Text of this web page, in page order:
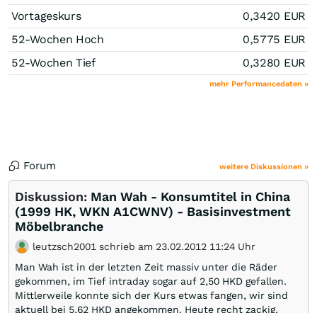
Vortageskurs
0,3420 EUR
52-Wochen Hoch
0,5775 EUR
52-Wochen Tief
0,3280 EUR
mehr Performancedaten »
Forum weitere Diskussionen »
Diskussion: Man Wah - Konsumtitel in China
(1999 HK, WKN A1CWNV) - Basisinvestment
Möbelbranche
leutzsch2001 schrieb am 23.02.2012 11:24 Uhr
Man Wah ist in der letzten Zeit massiv unter die Räder
gekommen, im Tief intraday sogar auf 2,50 HKD gefallen.
Mittlerweile konnte sich der Kurs etwas fangen, wir sind
aktuell bei 5,62 HKD angekommen. Heute recht zackig,